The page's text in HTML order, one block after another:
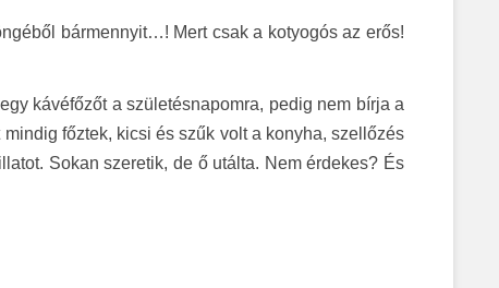
bármennyit…! Mert csak a kotyogós az erős!
kávéfőzőt a születésnapomra, pedig nem bírja a
főztek, kicsi és szűk volt a konyha, szellőzés
Sokan szeretik, de ő utálta. Nem érdekes? És